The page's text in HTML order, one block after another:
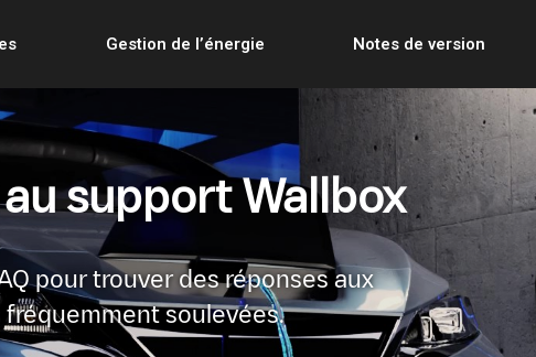
Gestion de l’énergie Notes de version
support Wallbox
pour trouver des réponses aux
soulevées.